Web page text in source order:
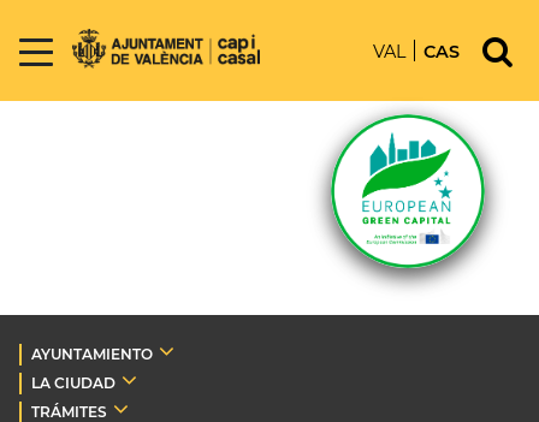
VAL CAS
AYUNTAMIENTO
LA CIUDAD
TRÁMITES